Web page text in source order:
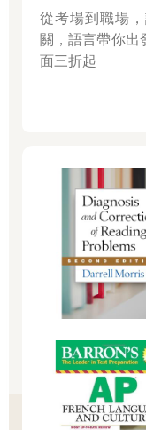
從考場到職場
關，語言帶你出發，
面三折起